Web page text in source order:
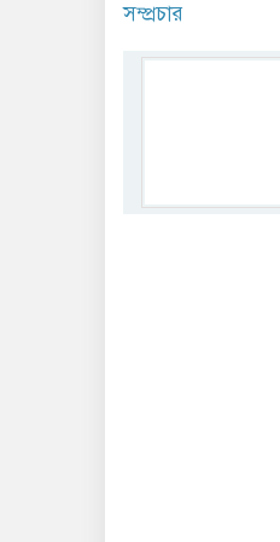
সম্প্রচার